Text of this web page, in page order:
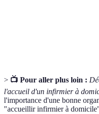
> 📺 Pour aller plus loin :
l'accueil d'un infirmier à
l'importance d'une bonne
"accueillir infirmier à